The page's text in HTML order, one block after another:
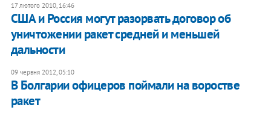
17 лютого 2010, 16:46
США и Россия могут разорвать договор об
уничтожении ракет средней и меньшей
дальности
09 червня 2012, 05:10
В Болгарии офицеров поймали на воростве
ракет